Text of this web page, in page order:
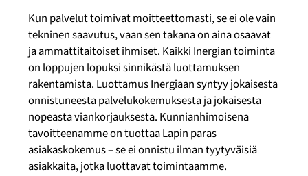
Kun palvelut toimivat moitteettomasti, se ei ole vain
tekninen saavutus, vaan sen takana on aina osaavat
ja ammattitaitoiset ihmiset. Kaikki Inergian toiminta
on loppujen lopuksi sinnikästä luottamuksen
rakentamista. Luottamus Inergiaan syntyy jokaisesta
onnistuneesta palvelukokemuksesta ja jokaisesta
nopeasta viankorjauksesta. Kunnianhimoisena
tavoitteenamme on tuottaa Lapin paras
asiakaskokemus – se ei onnistu ilman tyytyväisiä
asiakkaita, jotka luottavat toimintaamme.